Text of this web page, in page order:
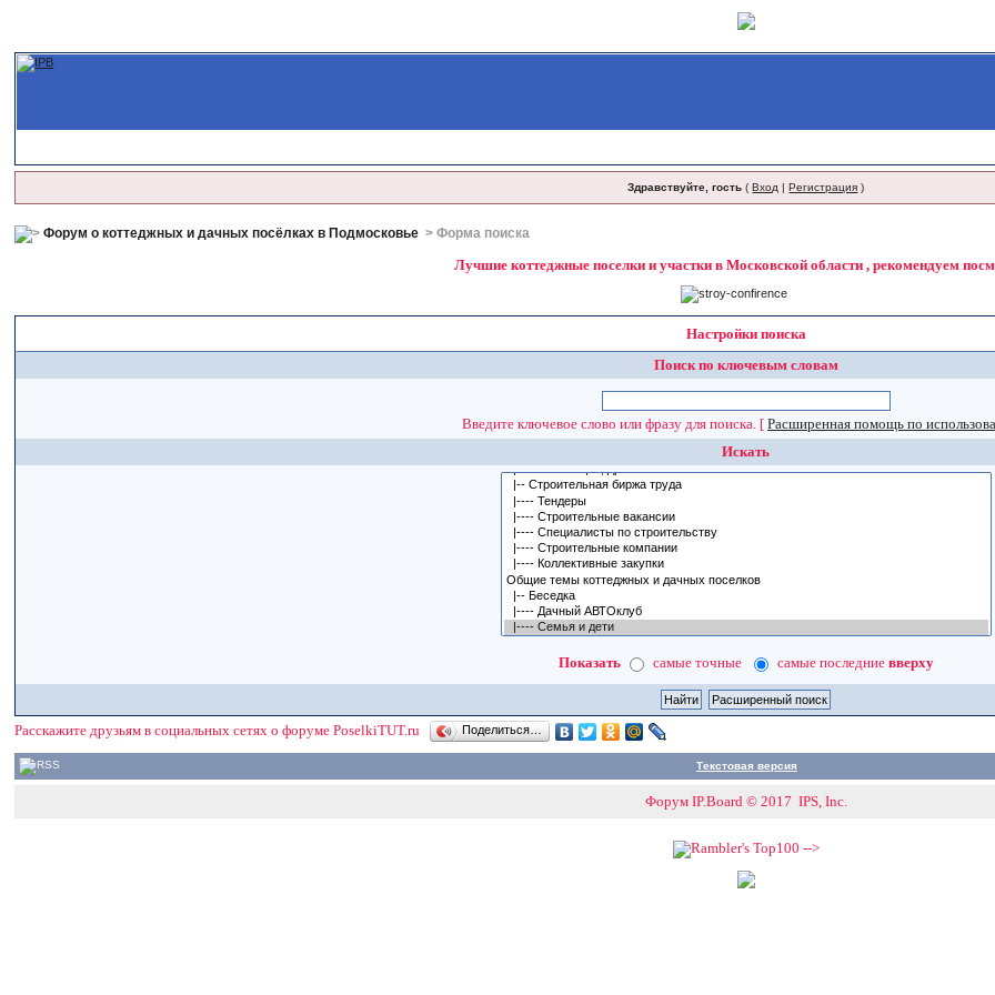
Здравствуйте, гость (Вход |Регистрация )
Форум о коттеджных и дачных посёлках в Подмосковье > Форма поиска
Лучшие коттеджные поселки и участки в Московской области , рекомендуем
Настройки поиска
Поиск по ключевым словам
Введите ключевое слово или фразу для поиска.[ Расширенная помощь по
Искать
Показать самые точные самые последние вверху
Расскажите друзьям в социальных сетях о форуме PoselkiTUT.ru Поделиться…
Текстовая версия
Форум IP.Board © 2017 IPS, Inc.
-->